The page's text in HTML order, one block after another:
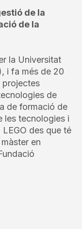
de la
de la
la Universitat
i fa més de 20
projectes
de
de formació de
les tecnologies i
des que té
en